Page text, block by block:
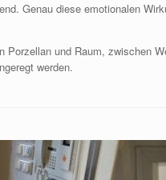
Genau diese emotionalen
Porzellan und Raum, zwischen
werden.